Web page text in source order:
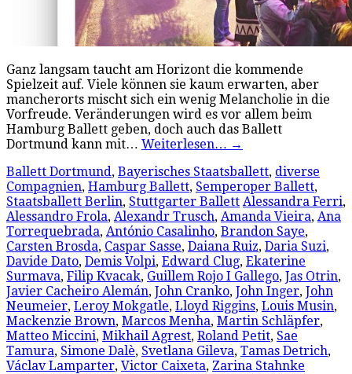
Ganz langsam taucht am Horizont die kommende
Spielzeit auf. Viele können sie kaum erwarten, aber
mancherorts mischt sich ein wenig Melancholie in die
Vorfreude. Veränderungen wird es vor allem beim
Hamburg Ballett geben, doch auch das Ballett
Dortmund kann mit… Weiterlesen… →
Ballett Dortmund, Bayerisches Staatsballett, diverse
Compagnien, Hamburg Ballett, Semperoper Ballett,
Staatsballett Berlin, Stuttgarter Ballett Alessandra Ferri,
Alessandro Frola, Alexandr Trusch, Amanda Vieira, Ana
Torrequebrada, António Casalinho, Brandon Saye,
Carsten Brosda, Caspar Sasse, Daiana Ruiz, Daria Suzi,
Davide Dato, Demis Volpi, Edward Clug, Ekaterine
Surmava, Filip Kvacak, Guillem Rojo I Gallego, Jas Otrin,
Javier Cacheiro Alemán, John Cranko, John Inger, John
Neumeier, Leroy Mokgatle, Lloyd Riggins, Louis Musin,
Mackenzie Brown, Marcos Menha, Martin Schläpfer,
Matteo Miccini, Mikhail Agrest, Roland Petit, Sae
Tamura, Simone Dalè, Svetlana Gileva, Tamas Detrich,
Václav Lamparter, Victor Caixeta, Zarina Stahnke